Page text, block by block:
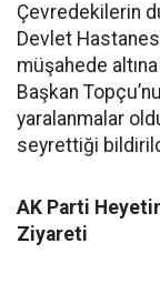
Çevredekilerin
Devlet
müşahede altına
Başkan
yaralanmalar
seyrettiği
AK Parti
Ziyareti